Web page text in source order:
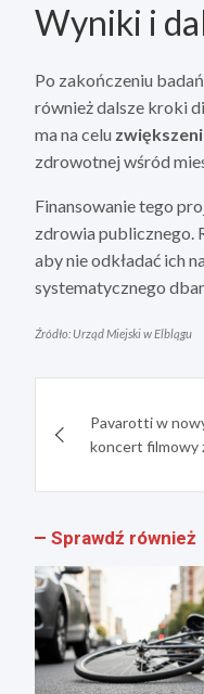
Wyniki i
Po zakończeniu
również dalsze kroki
ma na celu
zdrowotnej wśród
Finansowanie tego
zdrowia publicznego.
aby nie odkładać ich
systematycznego
Źródło: Urząd Miejski w Elblągu
wpisuPavarotti w
koncert filmowy
Sprawdź również